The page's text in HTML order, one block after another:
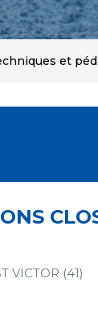
et
VICTOR (41)